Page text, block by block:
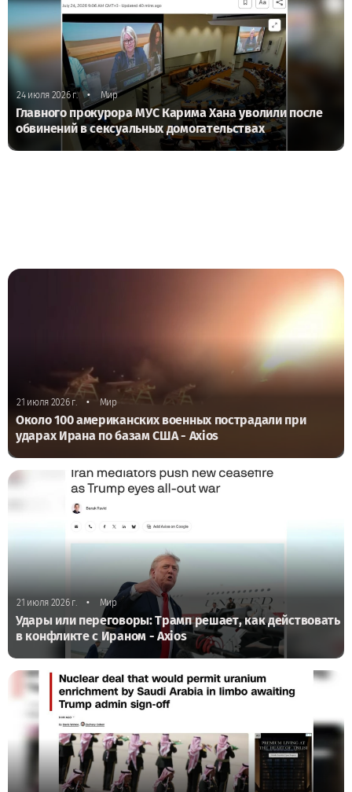
24 июля 2026 г. • Мир
Главного прокурора МУС Карима Хана уволили после
обвинений в сексуальных домогательствах
21 июля 2026 г. • Мир
Около 100 американских военных пострадали при
ударах Ирана по базам США - Axios
21 июля 2026 г. • Мир
Удары или переговоры: Трамп решает, как действовать
в конфликте с Ираном - Axios